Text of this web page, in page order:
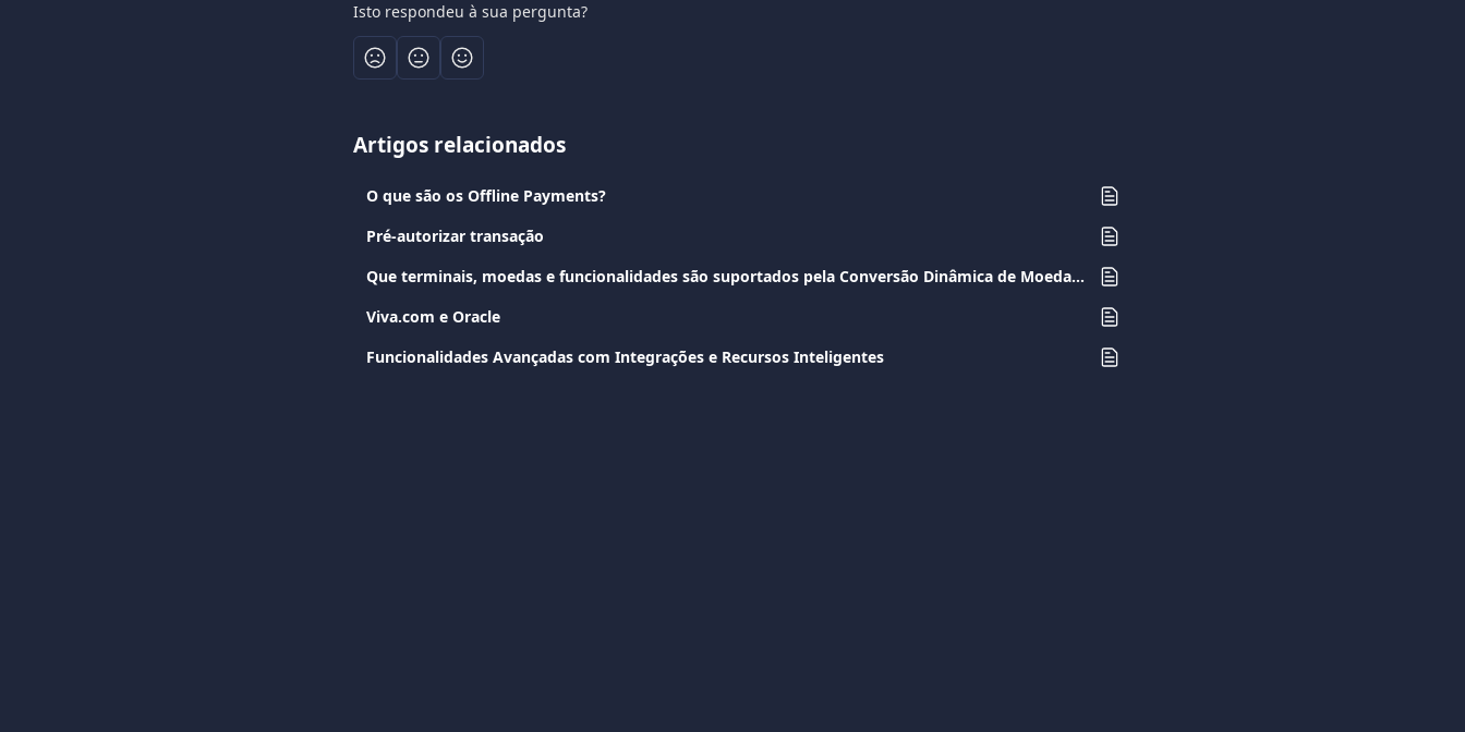
Isto respondeu à sua pergunta?
Artigos relacionados
O que são os Offline Payments?
Pré-autorizar transação
Que terminais, moedas e funcionalidades são suportados pela Conversão Dinâmica de Moeda (DCC)
Viva.com e Oracle
Funcionalidades Avançadas com Integrações e Recursos Inteligentes